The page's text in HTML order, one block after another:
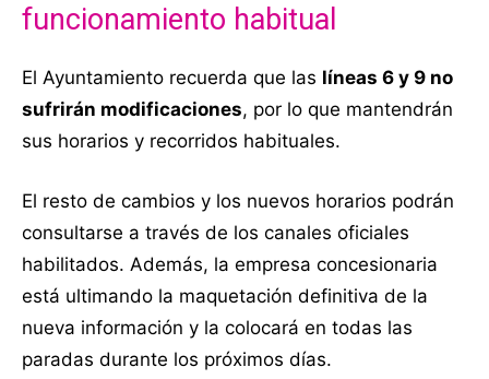
funcionamiento habitual
El Ayuntamiento recuerda que las líneas 6 y 9 no
sufrirán modificaciones, por lo que mantendrán
sus horarios y recorridos habituales.
El resto de cambios y los nuevos horarios podrán
consultarse a través de los canales oficiales
habilitados. Además, la empresa concesionaria
está ultimando la maquetación definitiva de la
nueva información y la colocará en todas las
paradas durante los próximos días.